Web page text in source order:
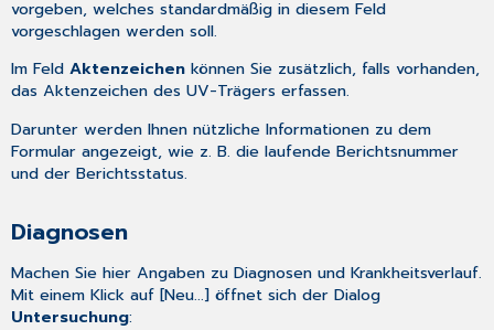
vorgeben, welches standardmäßig in diesem Feld
vorgeschlagen werden soll.
Im FeldAktenzeichen können Sie zusätzlich, falls vorhanden,
das Aktenzeichen des UV-Trägers erfassen.
Darunter werden Ihnen nützliche Informationen zu dem
Formular angezeigt, wie z. B. die laufende Berichtsnummer
und der Berichtsstatus.
Diagnosen
Machen Sie hier Angaben zu Diagnosen und Krankheitsverlauf.
Mit einem Klick auf [Neu...] öffnet sich der Dialog
Untersuchung: